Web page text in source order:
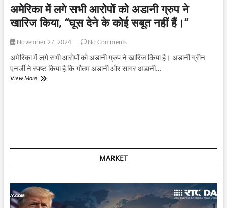
अमेरिका में लगे सभी आरोपों को अडानी ग्रुप ने
खारिज किया, “घूस देने के कोई सबूत नहीं हैं।”
November 27, 2024 No Comments
अमेरिका में लगे सभी आरोपों को अडानी ग्रुप ने खारिज किया है। अडानी ग्रीन
एनर्जी ने स्पष्ट किया है कि गौतम अडानी और सागर अडानी…
View Moreअमेरिका
ने
किया,
देने
के
कोई
MARKET